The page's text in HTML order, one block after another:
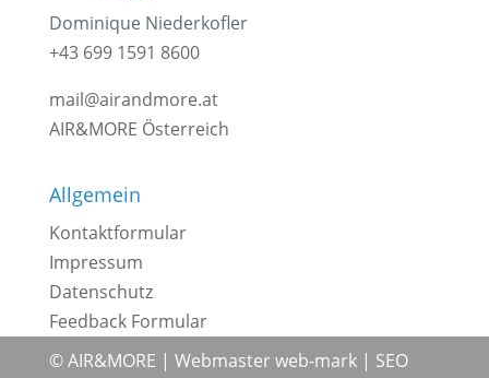
Dominique Niederkofler
+43 699 1591 8600
mail@airandmore.at
AIR&MORE Österreich
Allgemein
Kontaktformular
Impressum
Datenschutz
Feedback Formular
© AIR&MORE | Webmaster web-mark| SEO